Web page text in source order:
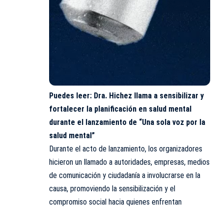
Puedes leer: Dra. Hichez llama a sensibilizar y
fortalecer la planificación en salud mental
durante el lanzamiento de “Una sola voz por la
salud mental”
Durante el acto de lanzamiento, los organizadores
hicieron un llamado a autoridades, empresas, medios
de comunicación y ciudadanía a involucrarse en la
causa, promoviendo la sensibilización y el
compromiso social hacia quienes enfrentan